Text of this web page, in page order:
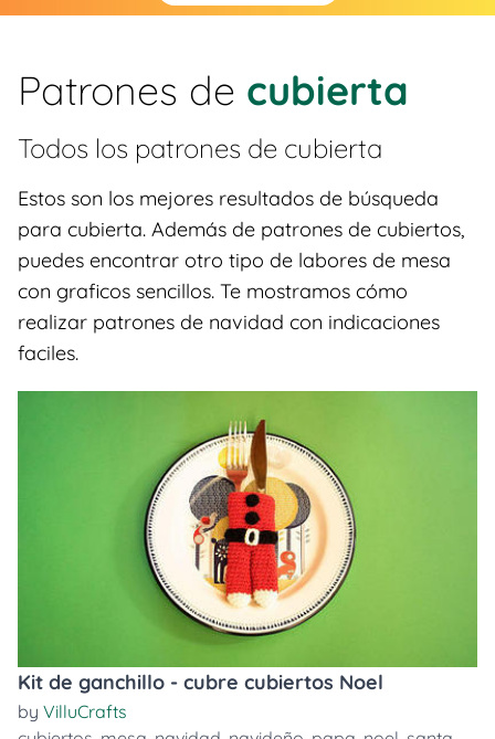
Patrones de cubierta
Todos los patrones de cubierta
Estos son los mejores resultados de búsqueda
para cubierta. Además de patrones de cubiertos,
puedes encontrar otro tipo de labores de mesa
con graficos sencillos. Te mostramos cómo
realizar patrones de navidad con indicaciones
faciles.
Kit de ganchillo - cubre cubiertos Noel
by VilluCrafts